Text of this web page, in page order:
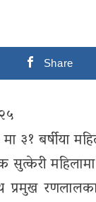
Share
३१ बर्षीया
प्रमुख